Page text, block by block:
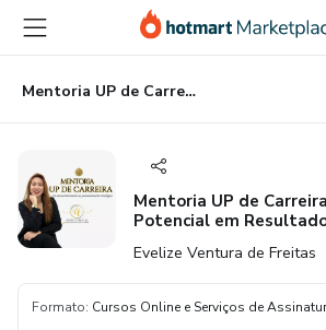
para
conteúdo
principal
para
pagamento
para
rodapé
Mentoria UP de Carreira– Transforme seu Potencial em Resultados
Mentoria UP de
Potencial em
Evelize Ventura de Freitas
Formato: Cursos Online e Serviços de